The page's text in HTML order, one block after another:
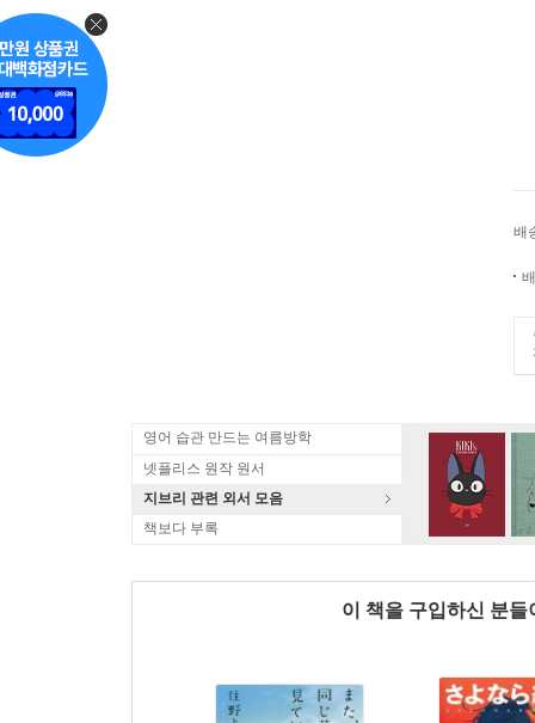
배
영어 습관 만드는 여름방학
넷플리스 원작 원서
지브리 관련 외서 모음
책보다 부록
이 책을 구입하신 분